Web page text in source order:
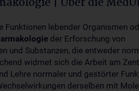
lebender Organismen
der Erforschung von
und Substanzen, die entweder
widmet sich die Arbeit am
Lehre normaler und gestörter
derselben mit